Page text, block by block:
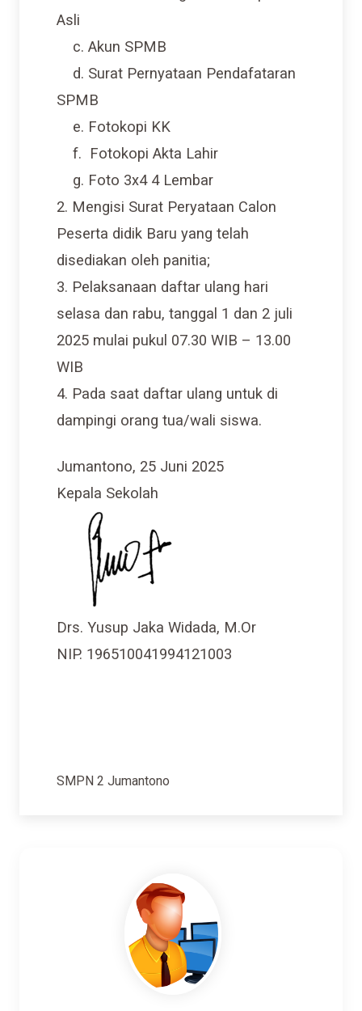
Asli
c. Akun SPMB
d. Surat Pernyataan Pendafataran
SPMB
e. Fotokopi KK
f. Fotokopi Akta Lahir
g. Foto 3x4 4 Lembar
2. Mengisi Surat Peryataan Calon
Peserta didik Baru yang telah
disediakan oleh panitia;
3. Pelaksanaan daftar ulang hari
selasa dan rabu, tanggal 1 dan 2 juli
2025 mulai pukul 07.30 WIB – 13.00
WIB
4. Pada saat daftar ulang untuk di
dampingi orang tua/wali siswa.
Jumantono, 25 Juni 2025
Kepala Sekolah
Drs. Yusup Jaka Widada, M.Or
NIP. 196510041994121003
SMPN 2 Jumantono